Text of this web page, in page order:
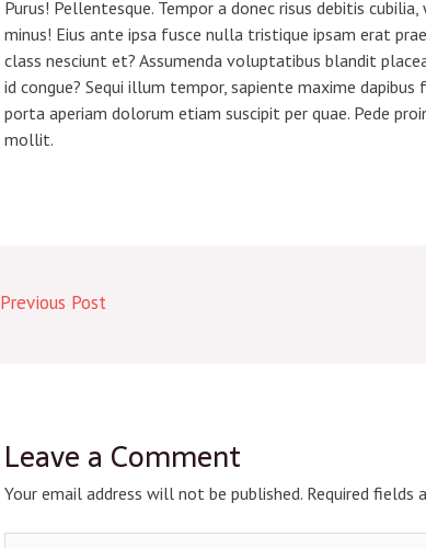
Purus! Pellentesque. Tempor a donec risus debitis
minus! Eius ante ipsa fusce nulla tristique ipsam erat
class nesciunt et? Assumenda voluptatibus blandit
id congue? Sequi illum tempor, sapiente maxime
porta aperiam dolorum etiam suscipit per quae. Pede
mollit.
Previous Post
Leave a Comment
Your email address will not be published. Required fields